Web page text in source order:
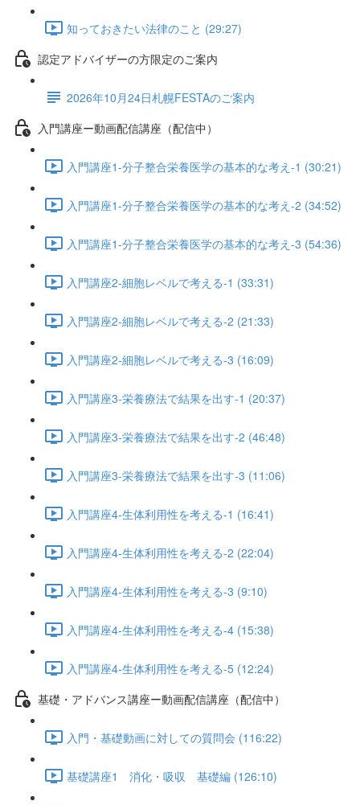
知っておきたい法律のこと (29:27)
認定アドバイザーの方限定のご案内
2026年10月24日札幌FESTAのご案内
入門講座ー動画配信講座（配信中）
入門講座1-分子整合栄養医学の基本的な考え-1 (30:21)
入門講座1-分子整合栄養医学の基本的な考え-2 (34:52)
入門講座1-分子整合栄養医学の基本的な考え-3 (54:36)
入門講座2-細胞レベルで考える-1 (33:31)
入門講座2-細胞レベルで考える-2 (21:33)
入門講座2-細胞レベルで考える-3 (16:09)
入門講座3-栄養療法で結果を出す-1 (20:37)
入門講座3-栄養療法で結果を出す-2 (46:48)
入門講座3-栄養療法で結果を出す-3 (11:06)
入門講座4-生体利用性を考える-1 (16:41)
入門講座4-生体利用性を考える-2 (22:04)
入門講座4-生体利用性を考える-3 (9:10)
入門講座4-生体利用性を考える-4 (15:38)
入門講座4-生体利用性を考える-5 (12:24)
基礎・アドバンス講座ー動画配信講座（配信中）
入門・基礎動画に対しての質問会 (116:22)
基礎講座1 消化・吸収 基礎編 (126:10)